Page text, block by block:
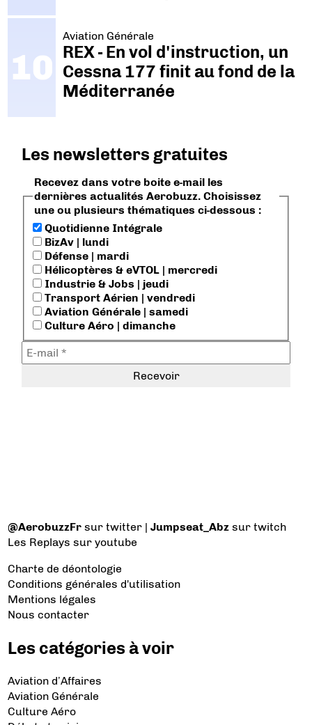
Aviation Générale
REX - En vol d'instruction, un
Cessna 177 finit au fond de la
Méditerranée
Les newsletters gratuites
Recevez dans votre boite e-mail les
dernières actualités Aerobuzz. Choisissez
une ou plusieurs thématiques ci-dessous :
Quotidienne Intégrale
BizAv | lundi
Défense | mardi
Hélicoptères & eVTOL | mercredi
Industrie & Jobs | jeudi
Transport Aérien | vendredi
Aviation Générale | samedi
Culture Aéro | dimanche
@AerobuzzFr sur twitter |Jumpseat_Abz sur twitch
Les Replays sur youtube
Charte de déontologie
Conditions générales d'utilisation
Mentions légales
Nous contacter
Les catégories à voir
Aviation d’Affaires
Aviation Générale
Culture Aéro